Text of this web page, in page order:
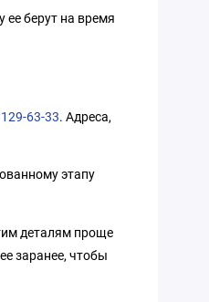
ее берут на время
63-33. Адреса,
этапу
деталям проще
заранее, чтобы